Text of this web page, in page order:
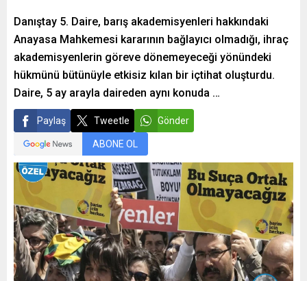
Danıştay 5. Daire, barış akademisyenleri hakkındaki
Anayasa Mahkemesi kararının bağlayıcı olmadığı, ihraç
akademisyenlerin göreve dönemeyeceği yönündeki
hükmünü bütünüyle etkisiz kılan bir içtihat oluşturdu.
Daire, 5 ay arayla daireden aynı konuda …
Paylaş Tweetle Gönder
ABONE OL